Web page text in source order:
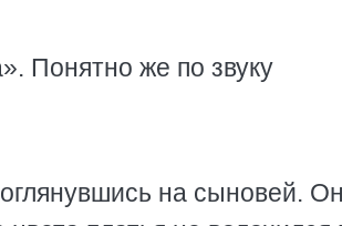
Понятно же по звуку
на сыновей.